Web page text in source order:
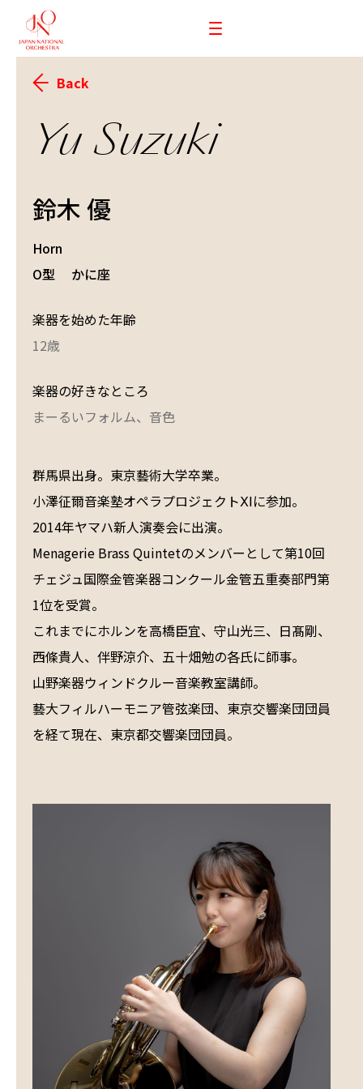
Back
Yu Suzuki
鈴木 優
Horn
O型
かに座
楽器を始めた年齢
12歳
楽器の好きなところ
まーるいフォルム、音色
群馬県出身。東京藝術大学卒業。
小澤征爾音楽塾オペラプロジェクトⅩⅠに参加。
2014年ヤマハ新人演奏会に出演。
Menagerie Brass Quintetのメンバーとして第10回
チェジュ国際金管楽器コンクール金管五重奏部門第
1位を受賞。
これまでにホルンを高橋臣宜、守山光三、日髙剛、
西條貴人、伴野涼介、五十畑勉の各氏に師事。
山野楽器ウィンドクルー音楽教室講師。
藝大フィルハーモニア管弦楽団、東京交響楽団団員
を経て現在、東京都交響楽団団員。